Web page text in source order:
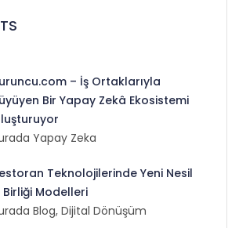
– İş Ortaklarıyla
Bir Yapay Zekâ Ekosistemi
Yapay Zeka
Teknolojilerinde Yeni Nesil
Birliği Modelleri
Blog, Dijital Dönüşüm